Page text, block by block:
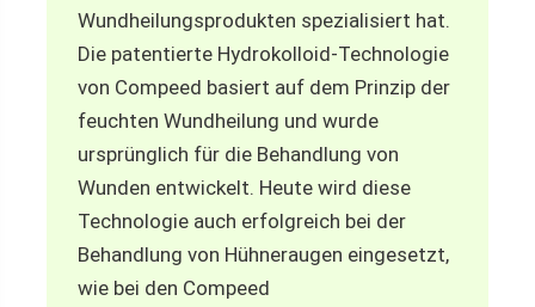
Wundheilungsprodukten spezialisiert hat.
Die patentierte Hydrokolloid-Technologie
von Compeed basiert auf dem Prinzip der
feuchten Wundheilung und wurde
ursprünglich für die Behandlung von
Wunden entwickelt. Heute wird diese
Technologie auch erfolgreich bei der
Behandlung von Hühneraugen eingesetzt,
wie bei den Compeed